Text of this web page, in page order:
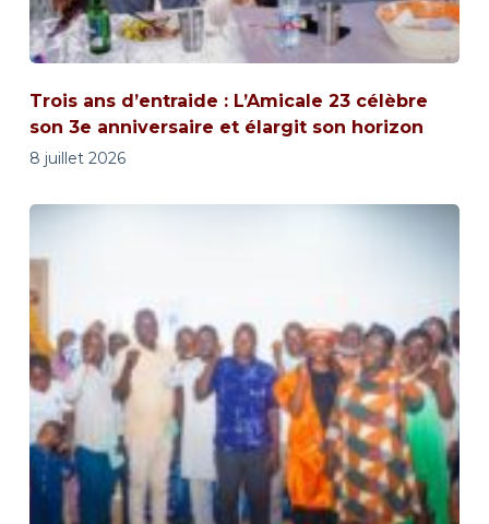
Trois ans d’entraide : L’Amicale 23 célèbre
son 3e anniversaire et élargit son horizon
8 juillet 2026